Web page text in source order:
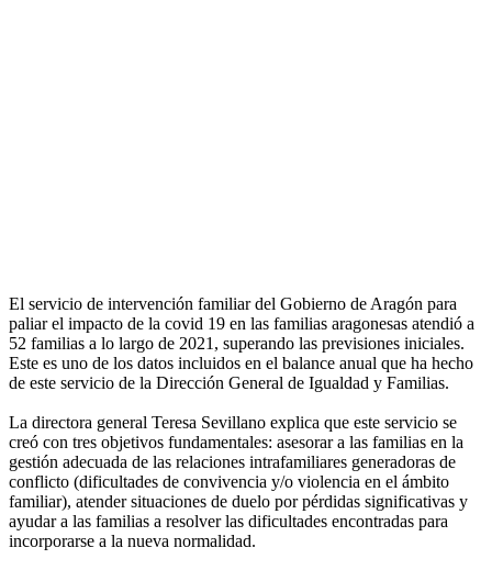
El servicio de intervención familiar del Gobierno de Aragón para
paliar el impacto de la covid 19 en las familias aragonesas atendió a
52 familias a lo largo de 2021, superando las previsiones iniciales.
Este es uno de los datos incluidos en el balance anual que ha hecho
de este servicio de la Dirección General de Igualdad y Familias.
La directora general Teresa Sevillano explica que este servicio se
creó con tres objetivos fundamentales: asesorar a las familias en la
gestión adecuada de las relaciones intrafamiliares generadoras de
conflicto (dificultades de convivencia y/o violencia en el ámbito
familiar), atender situaciones de duelo por pérdidas significativas y
ayudar a las familias a resolver las dificultades encontradas para
incorporarse a la nueva normalidad.